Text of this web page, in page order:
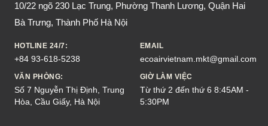
10/22 ngõ 230 Lạc Trung, Phường Thanh Lương, Quận Hai
Bà Trưng, Thành Phố Hà Nội
HOTLINE 24/7:
+84 93-618-5238
EMAIL
ecoairvietnam.mkt@gmail.com
VĂN PHÒNG:
Số 7 Nguyễn Thị Định, Trung
Hòa, Cầu Giấy, Hà Nội
GIỜ LÀM VIỆC
Từ thứ 2 đến thứ 6 8:45AM -
5:30PM